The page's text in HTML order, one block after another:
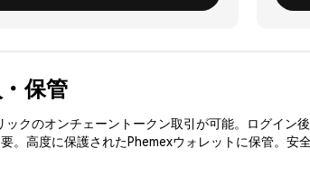
保管
クのオンチェーントークン取引が可能。ログイン後
高度に保護されたPhemexウォレットに保管。安